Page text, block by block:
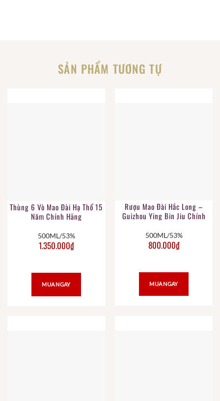
SẢN PHẨM TƯƠNG TỰ
Thùng 6 Vò Mao Đài Hạ Thổ 15
Năm Chính Hãng
500ML/53%
1.350.000₫
MUA NGAY
Rượu Mao Đài Hắc Long –
Guizhou Ying Bin Jiu Chính
500ML/53%
800.000₫
MUA NGAY